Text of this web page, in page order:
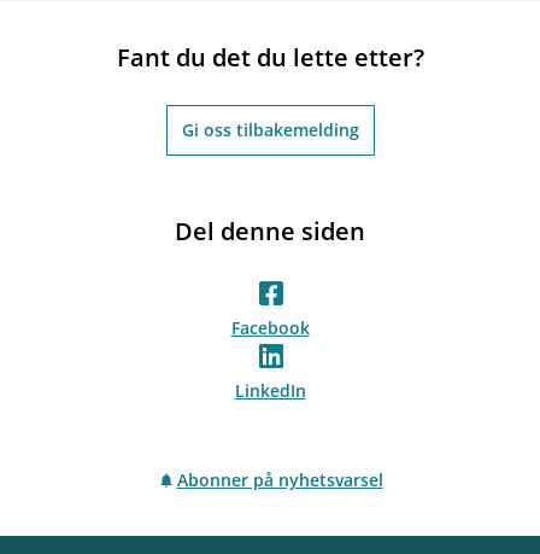
Fant du det du lette etter?
Gi oss tilbakemelding
Del denne siden
Facebook
LinkedIn
Abonner på nyhetsvarsel